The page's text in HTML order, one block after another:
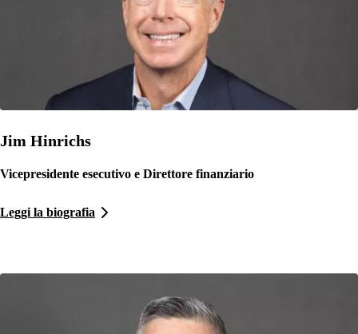
Jim Hinrichs
Vicepresidente esecutivo e Direttore finanziario
Leggi la biografia